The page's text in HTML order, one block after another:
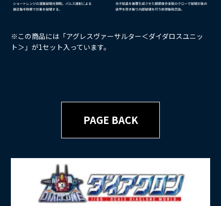
※この商品には「アグレスヴァーサルター＜ダイダロスユニッ
ト＞」が1セット入っています。
PAGE BACK